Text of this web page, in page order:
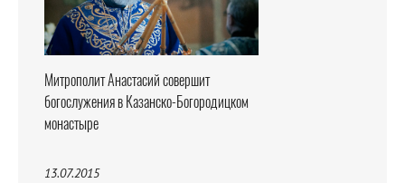
Митрополит Анастасий совершит
богослужения в Казанско-Богородицком
монастыре
13.07.2015